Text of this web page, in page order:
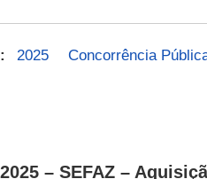
2025 Concorrência
– SEFAZ –